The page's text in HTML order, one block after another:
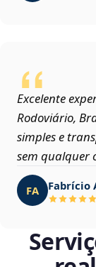
Excelente
Rodoviário,
simples e
sem qualquer
FA Fabrício